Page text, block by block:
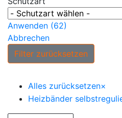
Anwenden (62)
Abbrechen
Filter zurücksetzen
Alles zurücksetzen×
Heizbänder